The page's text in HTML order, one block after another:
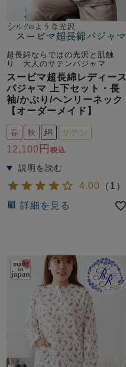
超長綿ならではの光沢と肌触
り 大人のサテンパジャマ
スーピマ超長綿レディース
パジャマ 上下セット・長
袖/かぶり/ヘンリーネック
【オーダーメイド】
春 秋 綿 サテン
12,100 税込
4.00 （ 1 ）
詳細を見る